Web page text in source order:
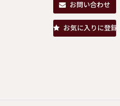
お問い合わせ
お気に入りに登録